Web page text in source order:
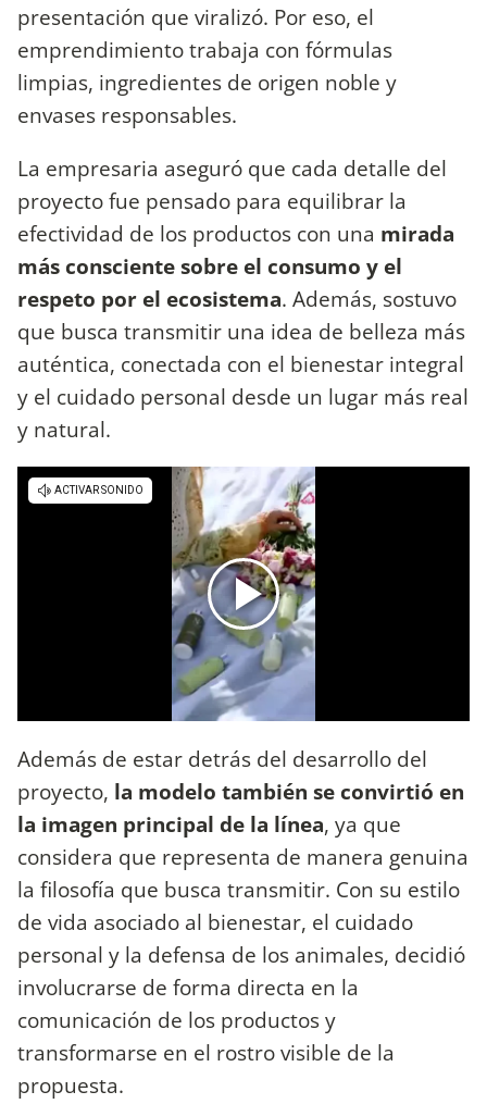
presentación que viralizó. Por eso, el
emprendimiento trabaja con fórmulas
limpias, ingredientes de origen noble y
envases responsables.
La empresaria aseguró que cada detalle del
proyecto fue pensado para equilibrar la
efectividad de los productos con una mirada
más consciente sobre el consumo y el
respeto por el ecosistema. Además, sostuvo
que busca transmitir una idea de belleza más
auténtica, conectada con el bienestar integral
y el cuidado personal desde un lugar más real
y natural.
Además de estar detrás del desarrollo del
proyecto, la modelo también se convirtió en
la imagen principal de la línea, ya que
considera que representa de manera genuina
la filosofía que busca transmitir. Con su estilo
de vida asociado al bienestar, el cuidado
personal y la defensa de los animales, decidió
involucrarse de forma directa en la
comunicación de los productos y
transformarse en el rostro visible de la
propuesta.